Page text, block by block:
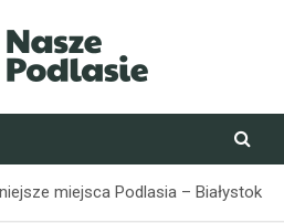
miejsca Podlasia – Białystok